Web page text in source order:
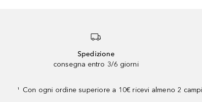
Spedizione
consegna entro 3/6 giorni
¹ Con ogni ordine superiore a 10€ ricevi almeno 2